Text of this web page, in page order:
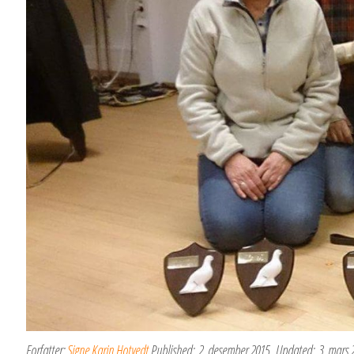
Forfatter:Signe Karin HotvedtPublished: 2. desember 2015 Updated: 3. mars